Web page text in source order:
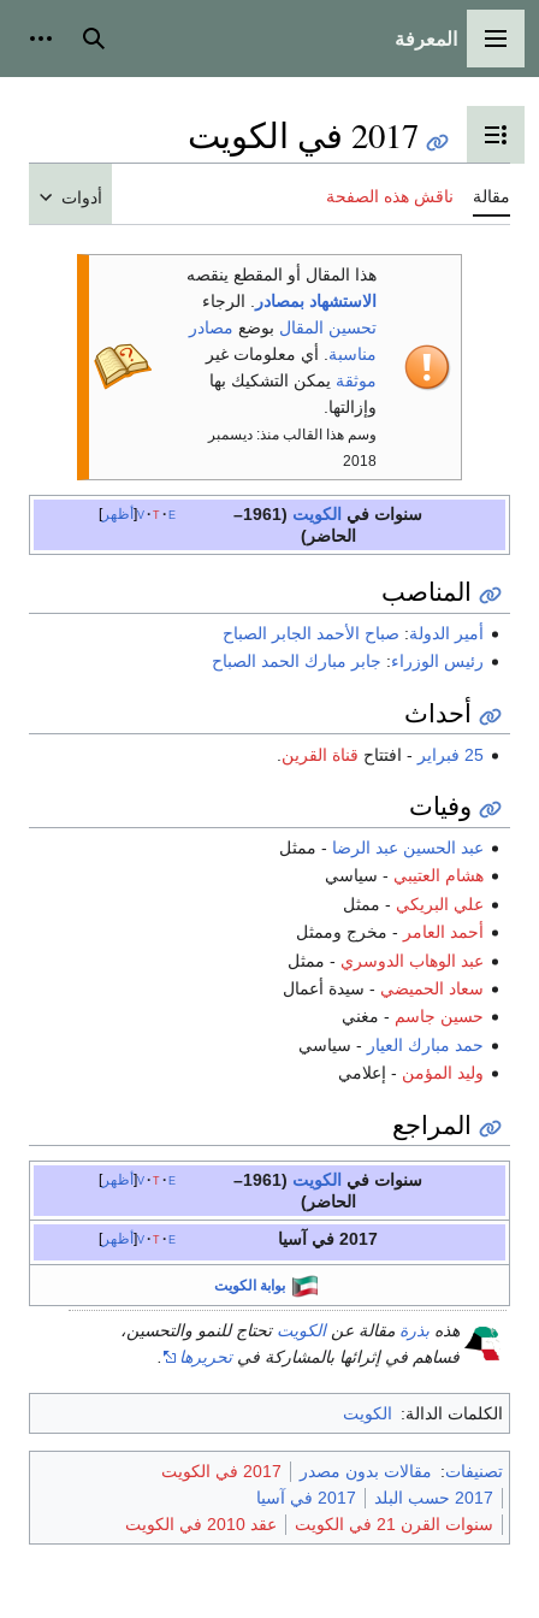
القائمة الرئيسية
المعرفة بحث
تبديل عرض جدول المحتويات
2017 في الكويت
مقالة ناقش هذه الصفحة أدوات
هذا المقال أو المقطع ينقصه
الاستشهاد بمصادر
. الرجاء
تحسين المقال بوضع مصادر
مناسبة . أي معلومات غير
موثقة يمكن التشكيك بها
وإزالتها.
وسم هذا القالب منذ: ديسمبر
2018
أظهر v t e سنوات في الكويت
(1961–
الحاضر)
المناصب
أمير الدولة: صباح الأحمد الجابر الصباح
رئيس الوزراء: جابر مبارك الحمد الصباح
أحداث
25 فبراير - افتتاح قناة القرين
وفيات
عبد الحسين عبد الرضا - ممثل
هشام العتيبي - سياسي
علي البريكي - ممثل
أحمد العامر - مخرج وممثل
عبد الوهاب الدوسري - ممثل
سعاد الحميضي - سيدة أعمال
حسين جاسم - مغني
حمد مبارك العيار - سياسي
وليد المؤمن - إعلامي
المراجع
أظهر v t e سنوات في الكويت
(1961–
الحاضر)
أظهر v t e 2017 في آسيا
بوابة الكويت
هذه بذرة مقالة عنالكويت تحتاج للنمو والتحسين،
فساهم في إثرائها بالمشاركة فيتحريرها
الكلمات الدالة: الكويت
تصنيفات: مقالات بدون مصدر
2017 في الكويت
2017 حسب البلد
2017 في آسيا
سنوات القرن 21 في الكويت
عقد 2010 في الكويت